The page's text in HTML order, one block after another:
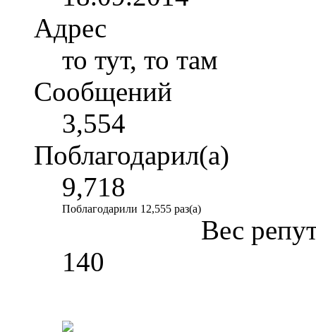
Адрес
то тут, то там
Сообщений
3,554
Поблагодарил(а)
9,718
Поблагодарили 12,555 раз(а)
Вес
140